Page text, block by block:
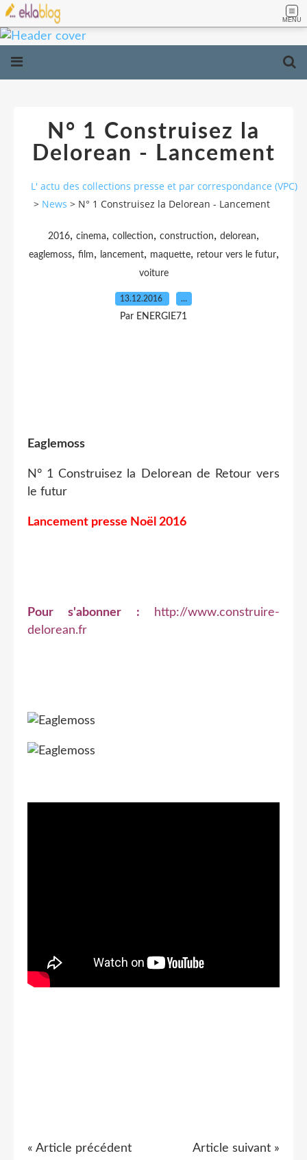
MENU
N° 1 Construisez la
Delorean - Lancement
L' actu des collections presse et par correspondance (VPC)
> News > N° 1 Construisez la Delorean - Lancement
2016, cinema, collection, construction, delorean,
eaglemoss, film, lancement, maquette, retour vers le futur,
voiture
13.12.2016 …
Par ENERGIE71
Eaglemoss
N° 1 Construisez la Delorean de Retour vers
le futur
Lancement presse Noël 2016
Pour s'abonner :
http://www.construire-
delorean.fr
« Article précédent Article suivant »